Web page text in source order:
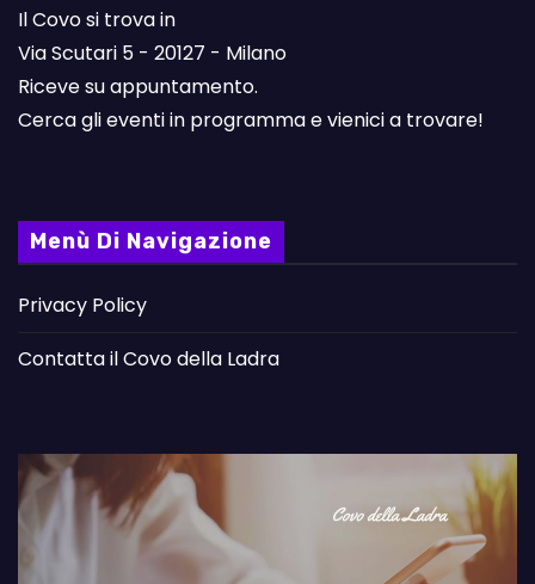
Il Covo si trova in
Via Scutari 5 - 20127 - Milano
Riceve su appuntamento.
Cerca gli eventi in programma e vienici a trovare!
Menù Di Navigazione
Privacy Policy
Contatta il Covo della Ladra